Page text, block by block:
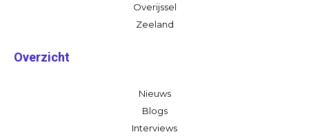
Overijssel
Zeeland
Overzicht
Nieuws
Blogs
Interviews